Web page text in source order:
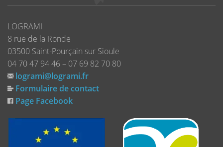
LOGRAMI
8 rue de la Ronde
03500 Saint-Pourçain sur Sioule
04 70 47 94 46 – 07 69 82 70 80
logrami@logrami.fr
Formulaire de contact
Page Facebook